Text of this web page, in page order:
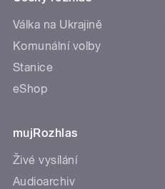
Válka na Ukrajině
Komunální volby
Stanice
eShop
mujRozhlas
Živé vysílání
Audioarchiv